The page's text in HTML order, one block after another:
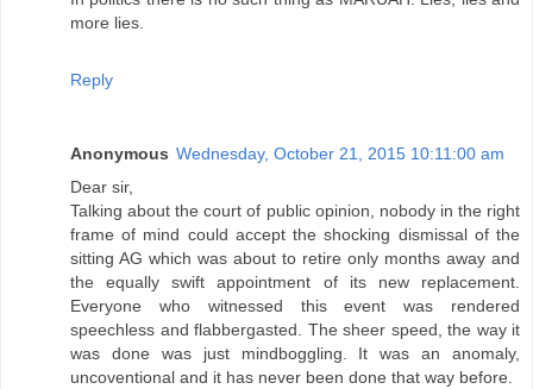
more lies.
Reply
Anonymous Wednesday, October 21, 2015 10:11:00 am
Dear sir,
Talking about the court of public opinion, nobody in the right
frame of mind could accept the shocking dismissal of the
sitting AG which was about to retire only months away and
the equally swift appointment of its new replacement.
Everyone who witnessed this event was rendered
speechless and flabbergasted. The sheer speed, the way it
was done was just mindboggling. It was an anomaly,
uncoventional and it has never been done that way before.